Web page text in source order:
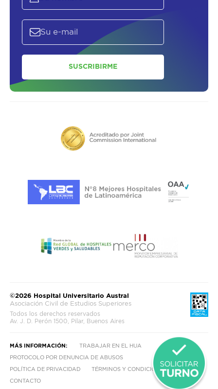
SUSCRIBIRME
©2026 Hospital Universitario Austral
Asociación Civil de Estudios Superiores
Todos los derechos reservados
Av. J. D. Perón 1500, Pilar, Buenos Aires
MÁS INFORMACIÓN: TRABAJAR EN EL HUA
PROTOCOLO POR DENUNCIA DE ABUSOS
POLÍTICA DE PRIVACIDAD TÉRMINOS Y CONDICIONES
CONTACTO